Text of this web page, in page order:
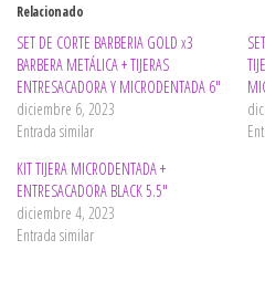
Relacionado
SET DE CORTE BARBERIA GOLD x3
BARBERA METÁLICA + TIJERAS
ENTRESACADORA Y MICRODENTADA 6″
diciembre 6, 2023
Entrada similar
KIT TIJERA MICRODENTADA +
ENTRESACADORA BLACK 5.5″
diciembre 4, 2023
Entrada similar